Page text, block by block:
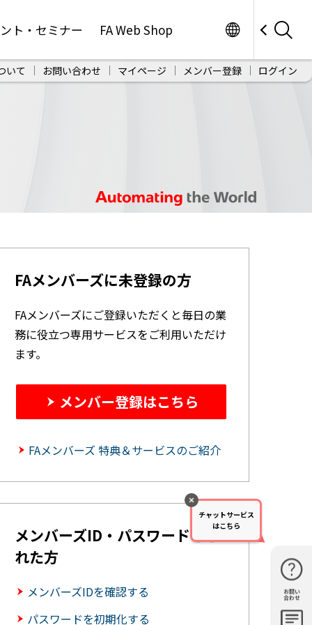
ト・セミナー FA Web Shop
いて お問い合わせ マイページ メンバー登録 ログイン
お問い
合わせ
購入・見
仕様・機
FAメンバーズに未登録の方
FAメンバーズにご登録いただくと毎日の業
務に役立つ専用サービスをご利用いただけ
ます。
メンバー登録はこちら
FAメンバーズ 特典＆サービスのご紹介
メンバーズID・パスワードを忘
れた方
メンバーズIDを確認する
パスワードを初期化する
チャットサービス
はこちら